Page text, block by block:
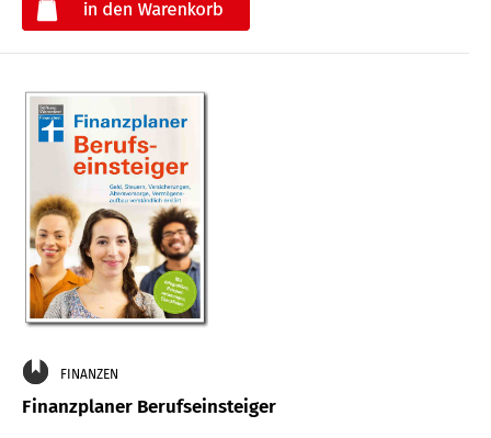
FINANZEN
Finanzplaner Berufseinsteiger